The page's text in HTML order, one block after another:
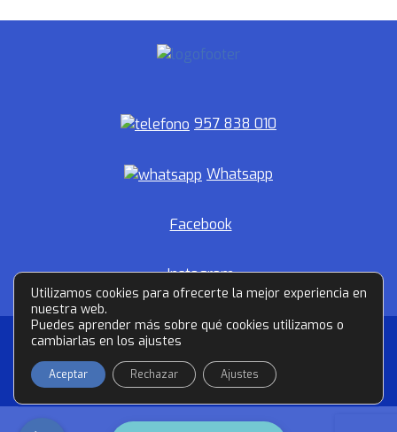
957 838 010
Whatsapp
Facebook
Instagram
© 2026 Clínica Arias.
Todos los derechos
reservados.
legal
Privacidad
Utilizamos cookies para ofrecerte la mejor experiencia en
nuestra web.
Puedes aprender más sobre qué cookies utilizamos o
cambiarlas en los ajustes
Aceptar Rechazar Ajustes